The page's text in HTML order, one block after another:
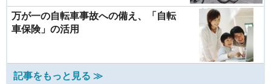
万が一の自転車事故への備え、「自転
車保険」の活用
記事をもっと見る ≫